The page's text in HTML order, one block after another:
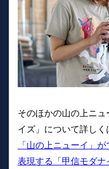
そのほかの山の上ニ
イズ」について詳しく
「山の上ニューイ」
表現する「甲信モダナ